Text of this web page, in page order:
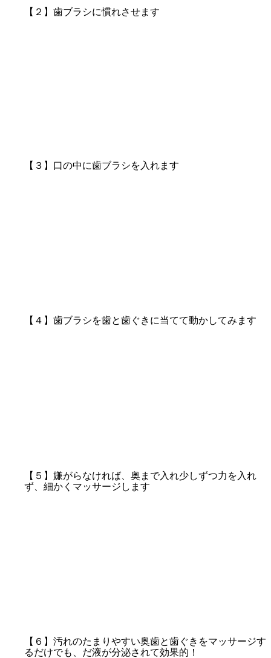
【２】歯ブラシに慣れさせます
【３】口の中に歯ブラシを入れます
【４】歯ブラシを歯と歯ぐきに当てて動かしてみます
【５】嫌がらなければ、奥まで入れ少しずつ力を入れ
ず、細かくマッサージします
【６】汚れのたまりやすい奥歯と歯ぐきをマッサージす
るだけでも、だ液が分泌されて効果的！